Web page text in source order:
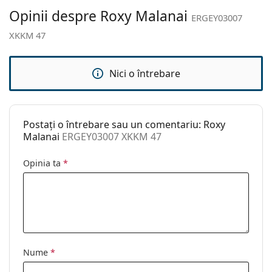
curățat:
Altele
Ochelari de soare
Brand:
Roxy
Cod:
ERGEY03007 XKKM 47
Opinii despre Roxy Malanai ERGEY03007
XKKM 47
Nici o întrebare
Postați o întrebare sau un comentariu: Roxy
Malanai ERGEY03007 XKKM 47
Opinia ta *
Nume *